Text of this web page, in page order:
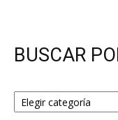
BUSCAR
BUSCAR
POR